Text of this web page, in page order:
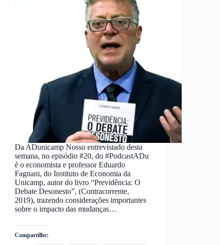
Da ADunicamp Nosso entrevistado desta
semana, no episódio #20, do #PodcastADu
é o economista e professor Eduardo
Fagnani, do Instituto de Economia da
Unicamp, autor do livro “Previdência: O
Debate Desonesto”, (Contracorrente,
2019), trazendo considerações importantes
sobre o impacto das mudanças…
Compartilhe: